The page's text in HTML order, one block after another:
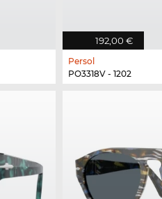
192,00 €
Persol
PO3318V - 1202